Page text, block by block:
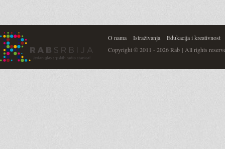
O nama Istraživanja
Edukacija i kreativnost
Copyright © 2011 - 2026 Rab | All rights